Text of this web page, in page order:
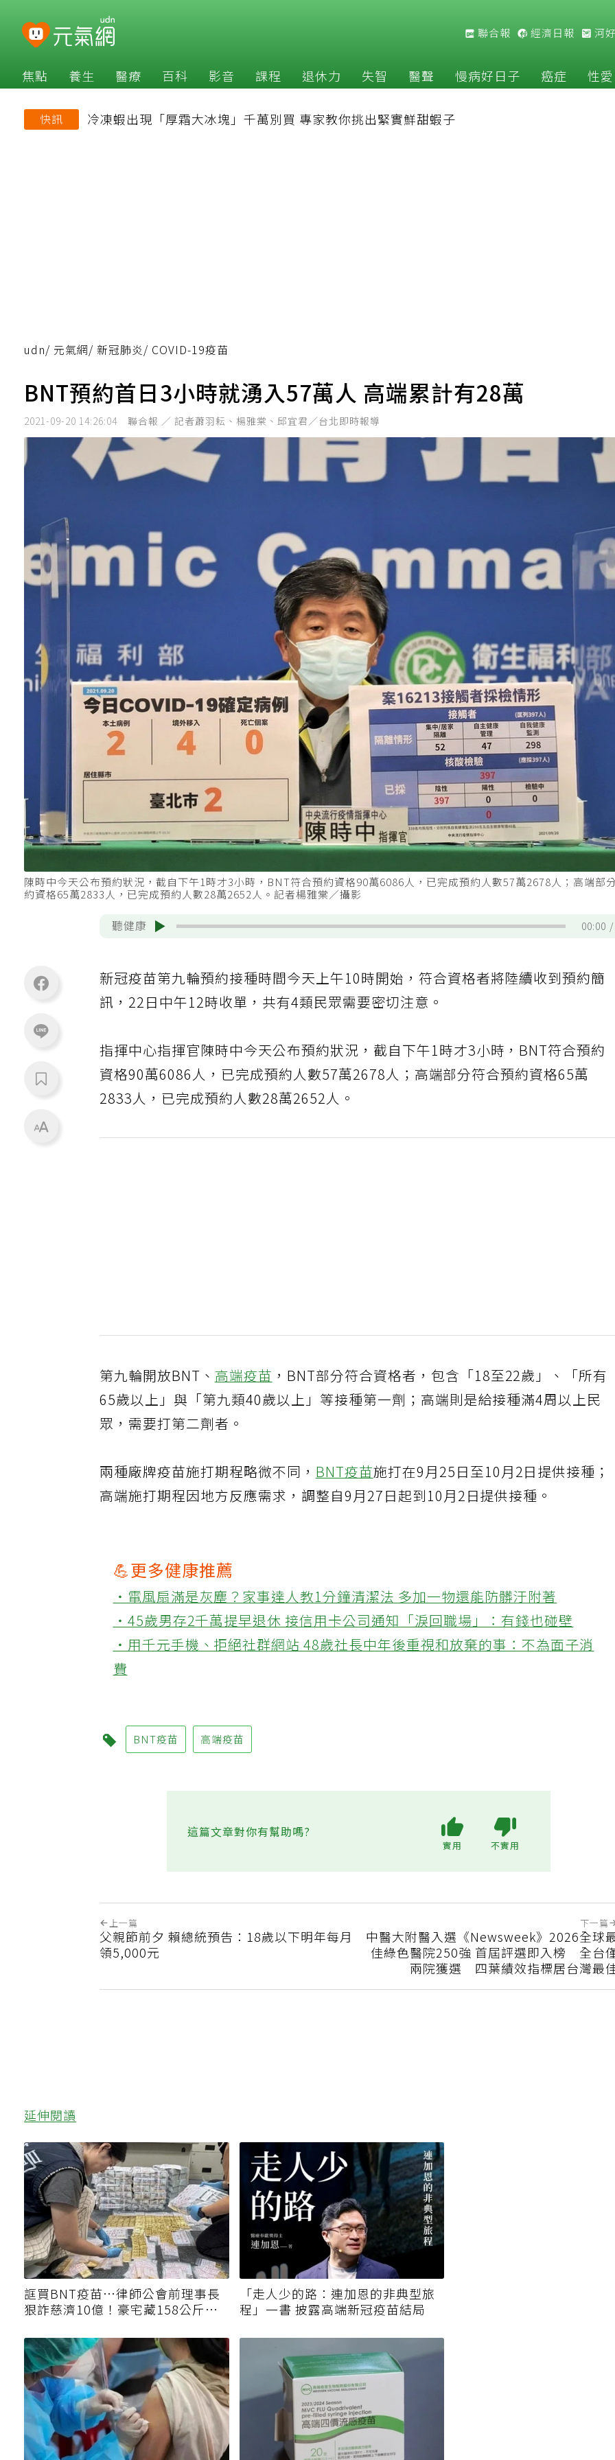
聯合報 經濟日報 河
焦點 養生 醫療 百科 影音 課程 退休力 失智 醫聲 慢病好日子 癌症 性愛
快訊 冷凍蝦出現「厚霜大冰塊」千萬別買 專家教你挑出緊實鮮甜蝦子
udn/ 元氣網/ 新冠肺炎/ COVID-19疫苗
BNT預約首日3小時就湧入57萬人 高端累計有28萬
2021-09-20 14:26:04 聯合報 ／ 記者蕭羽耘、楊雅棠、邱宜君／台北即時報導
陳時中今天公布預約狀況，截自下午1時才3小時，BNT符合預約資格90萬6086人，已完成預約人數57萬2678人；高端部
約資格65萬2833人，已完成預約人數28萬2652人。記者楊雅棠／攝影
聽健康 00:00
新冠疫苗第九輪預約接種時間今天上午10時開始，符合資格者將陸續收到預約簡
訊，22日中午12時收單，共有4類民眾需要密切注意。
指揮中心指揮官陳時中今天公布預約狀況，截自下午1時才3小時，BNT符合預約
資格90萬6086人，已完成預約人數57萬2678人；高端部分符合預約資格65萬
2833人，已完成預約人數28萬2652人。
第九輪開放BNT、高端疫苗 ，BNT部分符合資格者，包含「18至22歲」、「所有
65歲以上」與「第九類40歲以上」等接種第一劑；高端則是給接種滿4周以上民
眾，需要打第二劑者。
兩種廠牌疫苗施打期程略微不同，BNT疫苗施打在9月25日至10月2日提供接種；
高端施打期程因地方反應需求，調整自9月27日起到10月2日提供接種。
💪更多健康推薦
‧電風扇滿是灰塵？家事達人教1分鐘清潔法 多加一物還能防髒汙附著
‧45歲男存2千萬提早退休 接信用卡公司通知「淚回職場」：有錢也碰壁
‧用千元手機、拒絕社群網站 48歲社長中年後重視和放棄的事：不為面子消
費
BNT疫苗 高端疫苗
這篇文章對你有幫助嗎?
上一篇
父親節前夕 賴總統預告：18歲以下明年每月
領5,000元
下一篇
中醫大附醫入選《Newsweek》2026全球
佳綠色醫院250強 首屆評選即入榜 全台
兩院獲選 四葉績效指標居台灣最
延伸閱讀
誆買BNT疫苗…律師公會前理事長
狠詐慈濟10億！豪宅藏158公斤黃
金
「走人少的路：連加恩的非典型旅
程」一書 披露高端新冠疫苗結局